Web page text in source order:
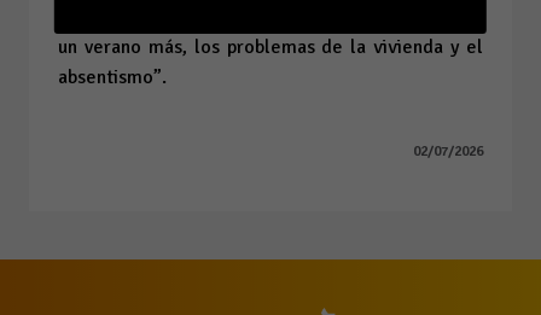
un verano más, los problemas de la vivienda y el
absentismo”.
02/07/2026